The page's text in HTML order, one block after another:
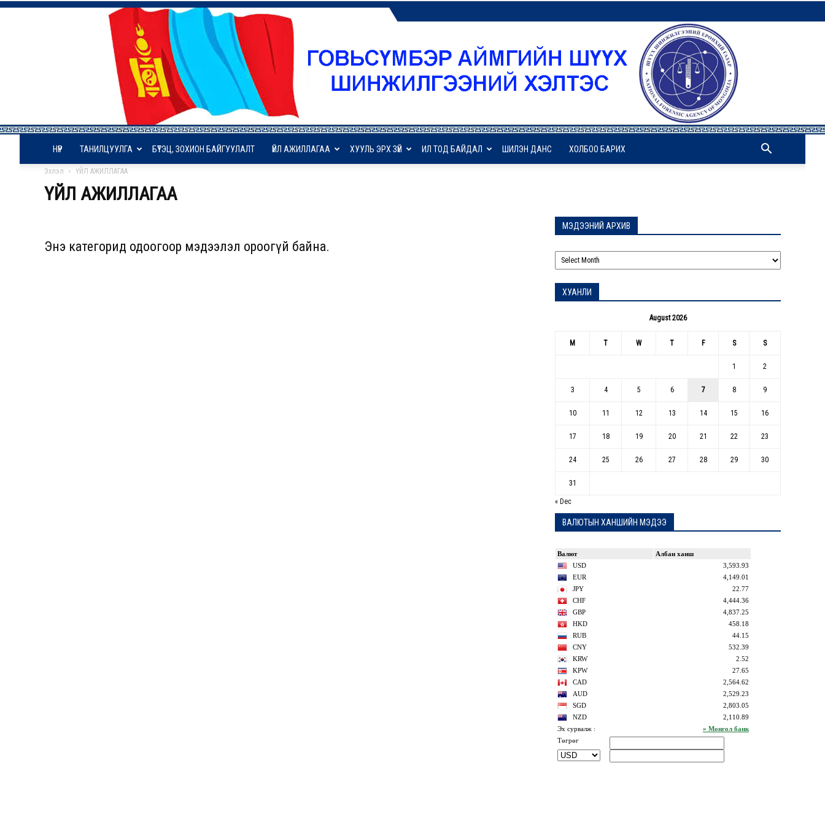
НҮҮР ТАНИЛЦУУЛГА БҮТЭЦ, ЗОХИОН БАЙГУУЛАЛТ ҮЙЛ АЖИЛЛАГАА ХУУЛЬ ЭРХ ЗҮЙ ИЛ ТОД БАЙДАЛ ШИЛЭН ДАНС ХОЛБОО БАРИХ
Эхлэл ҮЙЛ АЖИЛЛАГАА
ҮЙЛ АЖИЛЛАГАА
Энэ категорид одоогоор мэдээлэл ороогүй байна.
МЭДЭЭНИЙ АРХИВ
АРХИВ
ХУАНЛИ
August 2026
M T W T F S S
1 2
3 4 5 6 7 8 9
10 11 12 13 14 15 16
17 18 19 20 21 22 23
24 25 26 27 28 29 30
31
« Dec
ВАЛЮТЫН ХАНШИЙН МЭДЭЭ